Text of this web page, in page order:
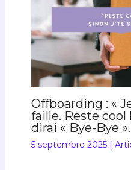
Offboarding : «
faille. Reste
dirai « Bye-Bye ».
5 septembre 2025 |